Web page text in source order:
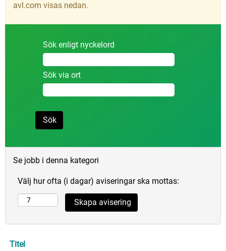
avl.com visas nedan.
Sök enligt nyckelord
Sök via ort
Se jobb i denna kategori
Välj hur ofta (i dagar) aviseringar ska mottas:
Titel